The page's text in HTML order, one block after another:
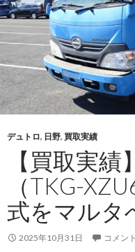
ャ
ト
ル
（DAA-
GP7）・
2018
年
式
を
ジ
ャ
マ
イ
カ
デュトロ, 日野, 買取実績
【買取実
（TKG-
式をマルタ
2025年10月31日 コメン